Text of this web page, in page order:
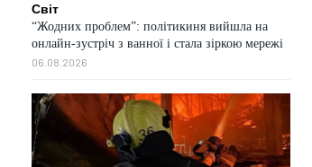
Світ
“Жодних проблем”: політикиня вийшла на
онлайн-зустріч з ванної і стала зіркою мережі
06.08.2026